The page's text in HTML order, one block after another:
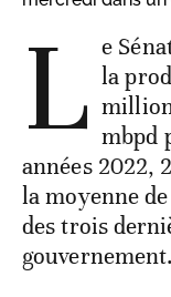
L e
la
mbpd
années 2022,
la moyenne
des trois
gouvernement.